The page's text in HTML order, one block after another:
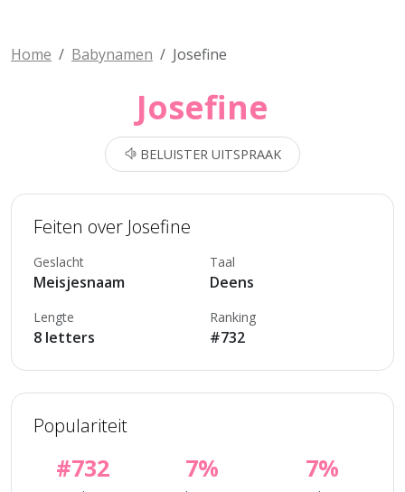
Home Babynamen Josefine
Josefine
BELUISTER UITSPRAAK
Feiten over Josefine
Geslacht
Meisjesnaam
Taal
Deens
Lengte
8 letters
Ranking
#732
Populariteit
#732 7% 7%